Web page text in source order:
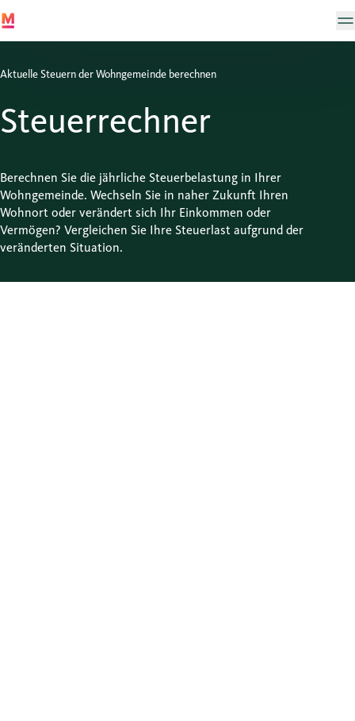
Aktuelle Steuern der Wohngemeinde berechnen
Steuerrechner
Berechnen Sie die jährliche Steuerbelastung in Ihrer
Wohngemeinde. Wechseln Sie in naher Zukunft Ihren
Wohnort oder verändert sich Ihr Einkommen oder
Vermögen? Vergleichen Sie Ihre Steuerlast aufgrund der
veränderten Situation.